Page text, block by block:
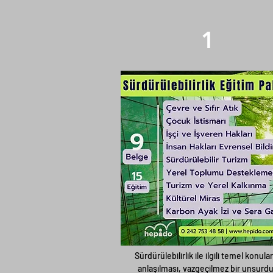
1
Service Name
Sürdürülebilirlik ile ilgili temel
anlaşılması, vazgeçilmez bir